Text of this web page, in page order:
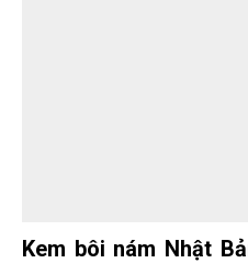
Kem bôi nám Nhật